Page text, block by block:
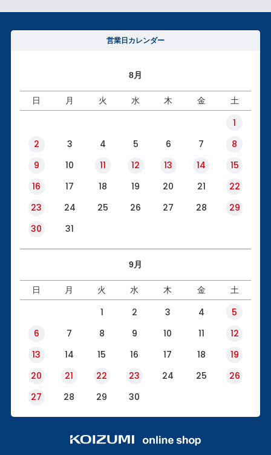
営業日カレンダー
8月
日 月 火 水 木 金 土
1
2
3 4 5 6 7
8
9
10 11 12 13 14
15
16
17 18 19 20 21
22
23
24 25 26 27 28
29
30
31
9月
日 月 火 水 木 金 土
1 2 3 4
5
6
7 8 9 10 11
12
13
14 15 16 17 18
19
20
21 22 23 24 25
26
27
28 29 30